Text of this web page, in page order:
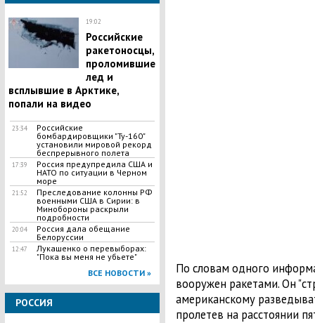
19:02
Российские
ракетоносцы,
проломившие
лед и
всплывшие в Арктике,
попали на видео
23:34
Российские
бомбардировщики "Ту-160"
установили мировой рекорд
беспрерывного полета
17:39
Россия предупредила США и
НАТО по ситуации в Черном
море
21:52
Преследование колонны РФ
военными США в Сирии: в
Минобороны раскрыли
подробности
20:04
Россия дала обещание
Белоруссии
12:47
​Лукашенко о перевыборах:
"Пока вы меня не убьете"
ВСЕ НОВОСТИ »
РОССИЯ
По словам одного
вооружен ракетами. Он
американскому
пролетев на расстоянии